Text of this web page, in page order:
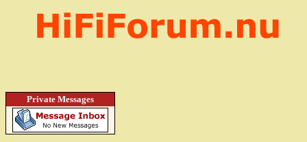
Private Messages